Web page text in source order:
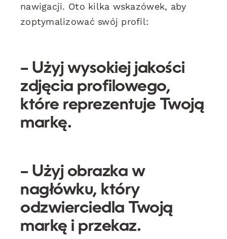
nawigacji. Oto kilka wskazówek, aby
zoptymalizować swój profil:
– Użyj wysokiej jakości
zdjęcia profilowego,
które reprezentuje Twoją
markę.
– Użyj obrazka w
nagłówku, który
odzwierciedla Twoją
markę i przekaz.